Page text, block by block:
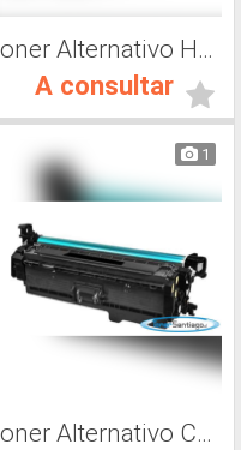
Toner Alternativo Hp 202A, Impresora Láser
A consultar
1
Toner Alternativo CF400A, Impresora Láser